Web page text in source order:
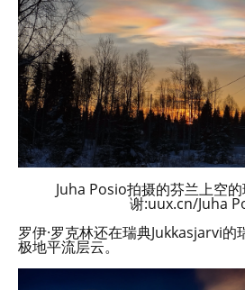
Juha Posio拍摄的芬兰上空
谢:uux.cn/Juha
罗伊·罗克林还在瑞典Jukkasjarvi的
极地平流层云。